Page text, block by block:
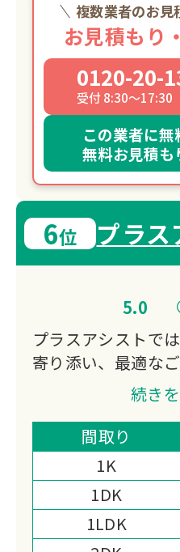
複数業者のお見
お見積もり
0120-20-
受付 8:30～17:30
この業者に無
無料お見積も
6位 プラス
5.0
プラスアシストで
寄り添い、最適な
で安心してご依頼
電話1本で最短即
ら1軒丸ごとまで
す。
見積り、作業当日
丁寧なサービスで
続き
間取り
1K
1DK
1LDK